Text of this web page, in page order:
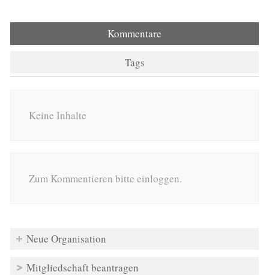
Kommentare
Tags
Keine Inhalte
Zum Kommentieren bitte einloggen.
Neue Organisation
Mitgliedschaft beantragen